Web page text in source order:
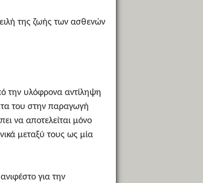
της ζωής των ασθενών
την υλόφρονα αντίληψη
του στην παραγωγή
να αποτελείται μόνο
μεταξύ τους ως μία
για την